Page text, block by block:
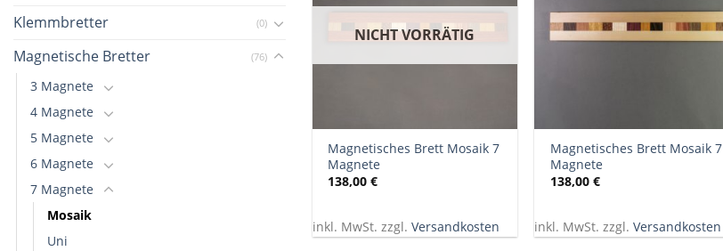
Klemmbretter (0)
Magnetische Bretter (76)
3 Magnete
4 Magnete
5 Magnete
6 Magnete
7 Magnete
Mosaik
Uni
NICHT VORRÄTIG
Magnetisches Brett Mosaik 7
Magnete
138,00€
inkl. MwSt. zzgl. Versandkosten
Magnetisches Brett Mosaik 7
Magnete
138,00 €
inkl. MwSt. zzgl.Versandkosten